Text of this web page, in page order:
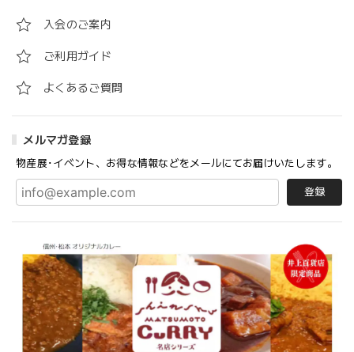
入会のご案内
ご利用ガイド
よくあるご質問
メルマガ登録
物産展･イベント、お得な情報などをメールにてお届けいたします。
登録